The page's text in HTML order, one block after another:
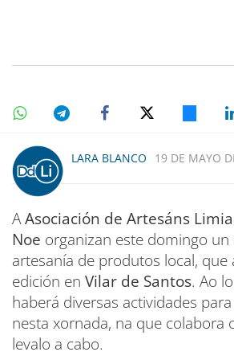
LARA BLANCO 19 DE MAYO
AAsociación de Artesáns
Noe organizan este domingo
artesanía de produtos local, que
edición en Vilar de Santos. Ao
haberá diversas actividades
nesta xornada, na que colabora
levalo a cabo.